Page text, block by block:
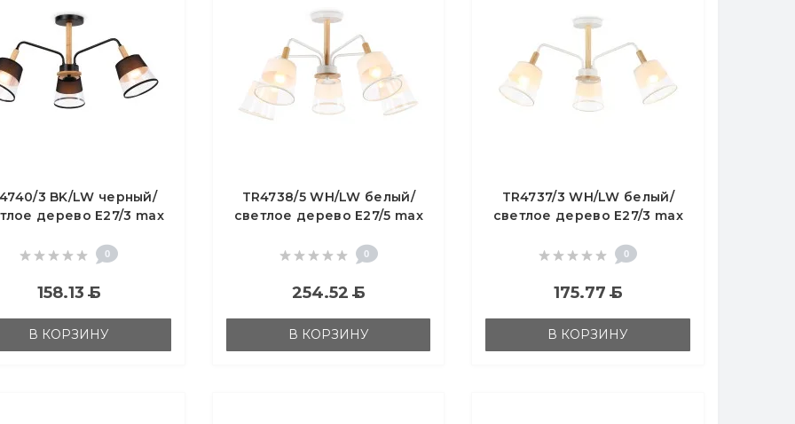
3 BK/LW черный/
дерево E27/3 max
0
158.13Б
В КОРЗИНУ
TR4738/5 WH/LW белый/
светлое дерево E27/5 max
0
254.52Б
В КОРЗИНУ
TR4737/3 WH/LW белый/
светлое дерево E27/3 max
0
175.77Б
В КОРЗИНУ